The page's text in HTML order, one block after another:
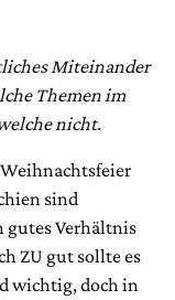
Miteinander
Themen im
nicht.
sind
gutes Verhältnis
ZU gut sollte es
wichtig, doch in